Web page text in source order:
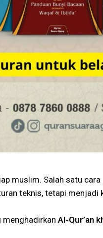
muslim. Salah satu
teknis, tetapi menjadi
menghadirkan Al-Qur’an